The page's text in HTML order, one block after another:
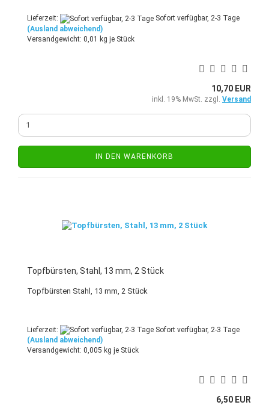
Lieferzeit:
Sofort verfügbar, 2-3 Tage
(Ausland abweichend)
Versandgewicht: 0,01 kg je Stück
10,70 EUR
inkl. 19% MwSt. zzgl. Versand
IN DEN WARENKORB
Topfbürsten, Stahl, 13 mm, 2 Stück
Topfbürsten Stahl, 13 mm, 2 Stück
Lieferzeit:
Sofort verfügbar, 2-3 Tage
(Ausland abweichend)
Versandgewicht: 0,005 kg je Stück
6,50 EUR